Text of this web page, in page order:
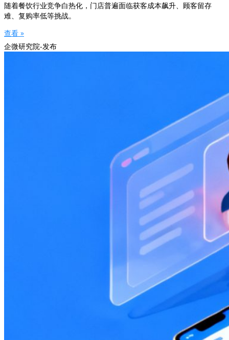
随着餐饮行业竞争白热化，门店普遍面临获客成本飙升、顾客留存
难、复购率低等挑战。
查看 »
企微研究院-发布